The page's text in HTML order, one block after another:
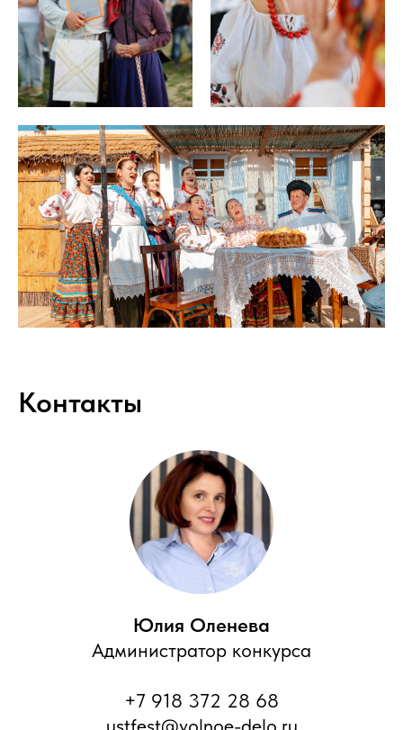
Контакты
Юлия Оленева
Администратор конкурса
+7 918 372 28 68
ustfest@volnoe-delo.ru